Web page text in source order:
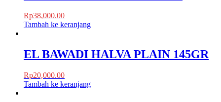
Rp38,000.00
Tambah ke keranjang
EL BAWADI HALVA PLAIN 145GR
Rp20,000.00
Tambah ke keranjang